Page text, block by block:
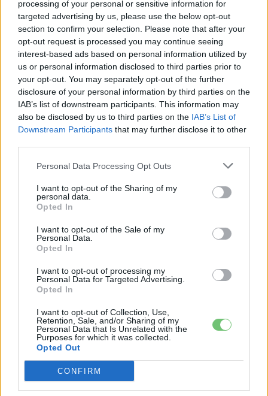
processing of your personal or sensitive information for
targeted advertising by us, please use the below opt-out
section to confirm your selection. Please note that after your
opt-out request is processed you may continue seeing
interest-based ads based on personal information utilized by
us or personal information disclosed to third parties prior to
your opt-out. You may separately opt-out of the further
disclosure of your personal information by third parties on the
IAB’s list of downstream participants. This information may
also be disclosed by us to third parties on the IAB’s List of
Downstream Participants that may further disclose it to other
Personal Data Processing Opt Outs
I want to opt-out of the Sharing of my
personal data.
Opted In
I want to opt-out of the Sale of my
Personal Data.
Opted In
I want to opt-out of processing my
Personal Data for Targeted Advertising.
Opted In
I want to opt-out of Collection, Use,
Retention, Sale, and/or Sharing of my
Personal Data that Is Unrelated with the
Purposes for which it was collected.
Opted Out
CONFIRM
GAC
huawei Qijing
Szeretem az elektromos autókat és a modern technológiát!
KAPCSOLÓDÓ CIKKEK
Akkumulátor
A BYD hat szabadalommal készül a
2027-es szilárdtest-akkumulátor-
áttörésre
Hivatalos papírokban bukkant fel a